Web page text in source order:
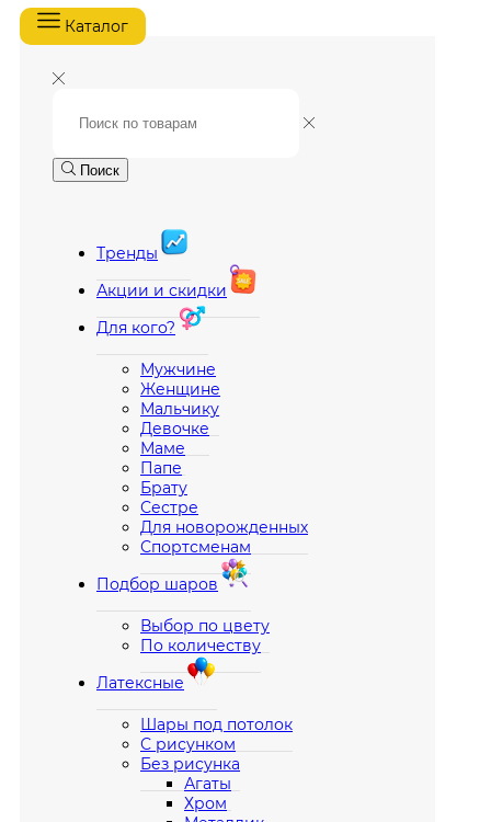
Каталог
Поиск
Тренды
Акции и скидки
Для кого?
Мужчине
Женщине
Мальчику
Девочке
Маме
Папе
Брату
Сестре
Для новорожденных
Спортсменам
Подбор шаров
Выбор по цвету
По количеству
Латексные
Шары под потолок
С рисунком
Без рисунка
Агаты
Хром